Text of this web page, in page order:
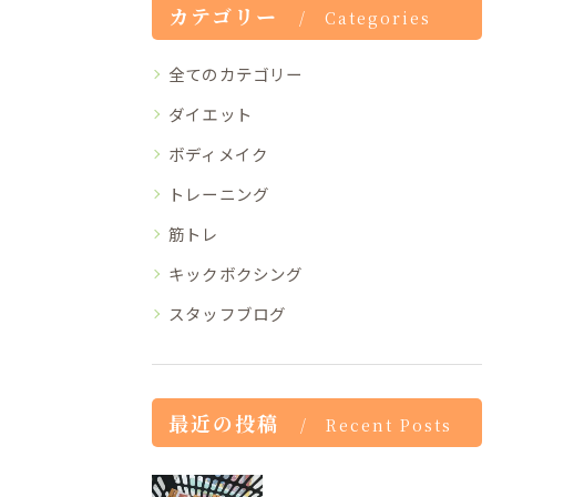
カテゴリー Categories
全てのカテゴリー
ダイエット
ボディメイク
トレーニング
筋トレ
キックボクシング
スタッフブログ
最近の投稿 Recent Posts